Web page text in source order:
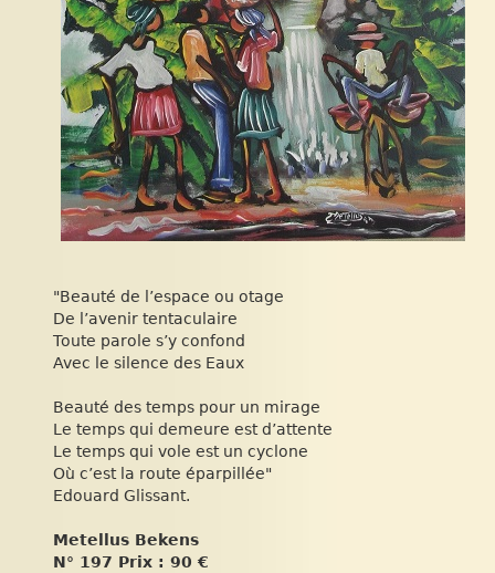
"Beauté de l’espace ou otage
De l’avenir tentaculaire
Toute parole s’y confond
Avec le silence des Eaux
Beauté des temps pour un mirage
Le temps qui demeure est d’attente
Le temps qui vole est un cyclone
Où c’est la route éparpillée"
Edouard Glissant.
Metellus Bekens
N° 197 Prix : 90 €